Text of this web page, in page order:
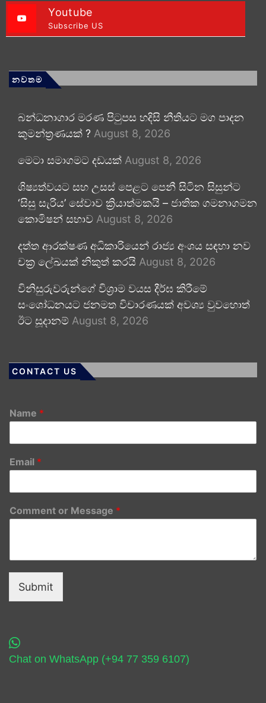
Youtube
Subscribe US
නවතම
බන්ධනාගාර මරණ පිටුපස හදිසි නීතියට මග පාදන
කුමන්ත්‍රණයක් ? August 8, 2026
මෙටා සමාගමට දඩයක් August 8, 2026
ශිෂ්‍යත්වයට සහ උසස් පෙළට පෙනී සිටින සිසුන්ට
‘සිසු සැරිය’ සේවාව ක්‍රියාත්මකයි – ජාතික ගමනාගමන
කොමිෂන් සභාව August 8, 2026
දත්ත ආරක්ෂණ අධිකාරියෙන් රාජ්‍ය අංශය සඳහා නව
චක්‍ර ලේඛයක් නිකුත් කරයි August 8, 2026
විනිසුරුවරුන්ගේ විශ්‍රාම වයස දීර්ඝ කිරීමේ
සංශෝධනයට ජනමත විචාරණයක් අවශ්‍ය වුවහොත්
ඊට සූදානම් August 8, 2026
CONTACT US
Name *
Email *
Comment or Message *
Submit
Chat on WhatsApp (+94 77 359 6107)